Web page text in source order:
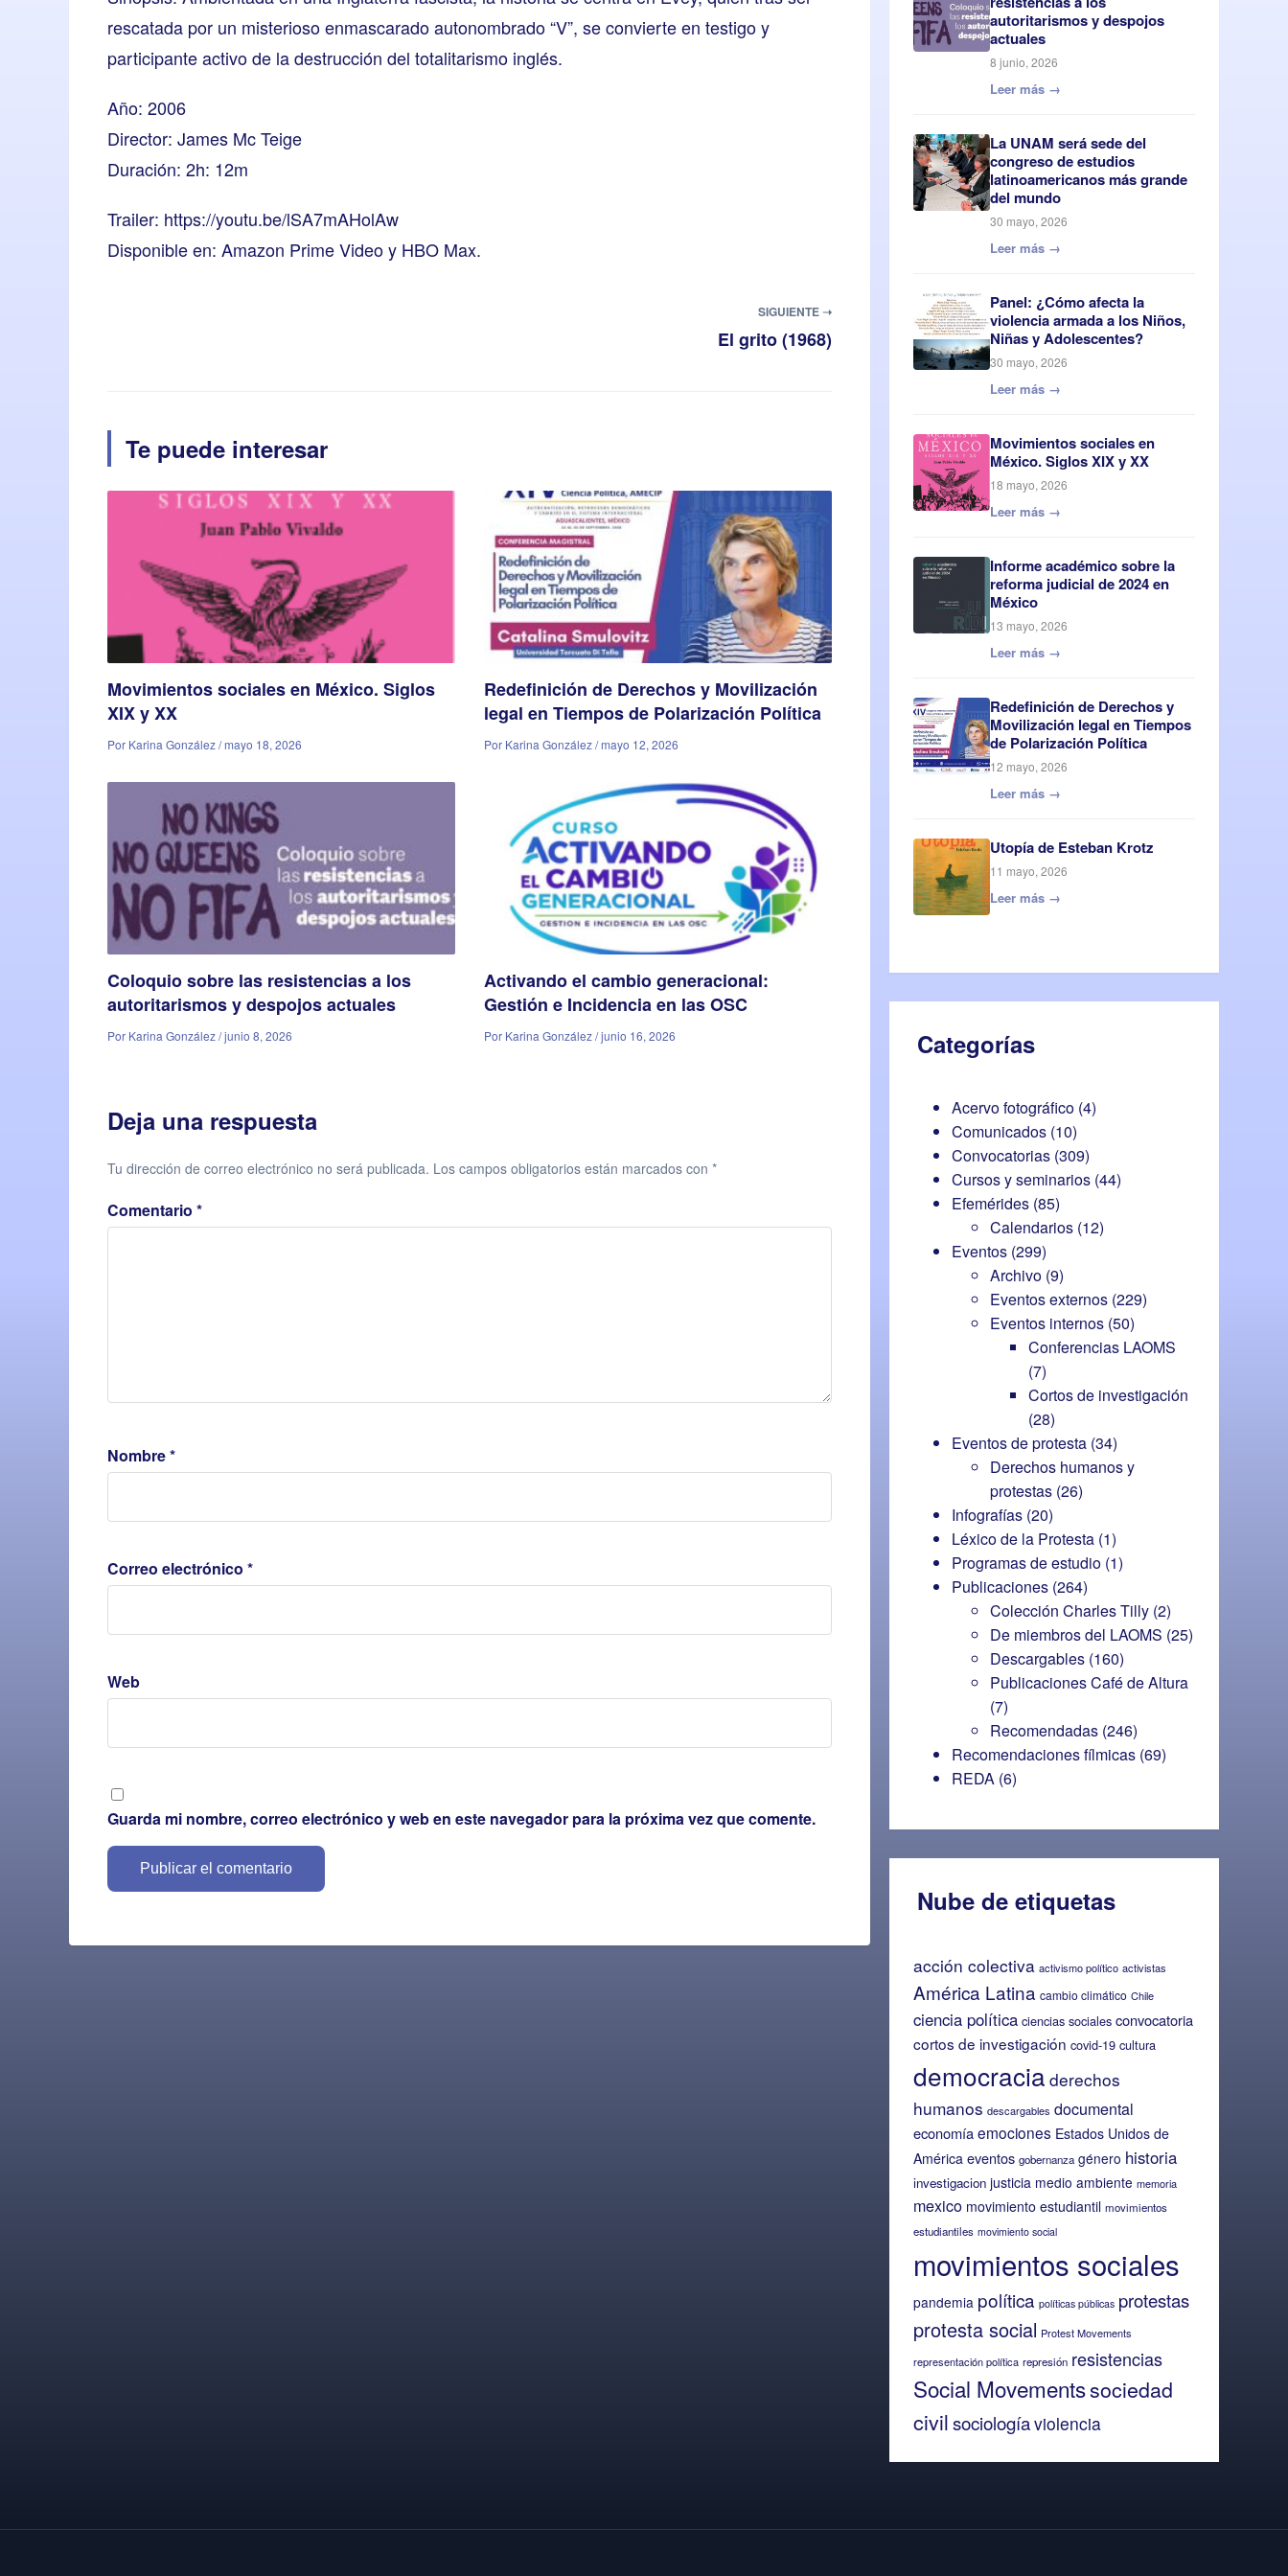
rescatada por un misterioso enmascarado autonombrado “V”, se convierte en testigo y
participante activo de la destrucción del totalitarismo inglés.
Año: 2006
Director: James Mc Teige
Duración: 2h: 12m
Trailer: https://youtu.be/lSA7mAHolAw
Disponible en: Amazon Prime Video y HBO Max.
SIGUIENTE ➝
El grito (1968)
Te puede interesar
Movimientos sociales en México. Siglos
XIX y XX
Por Karina González / mayo 18, 2026
Redefinición de Derechos y Movilización
legal en Tiempos de Polarización Política
Por Karina González / mayo 12, 2026
Coloquio sobre las resistencias a los
autoritarismos y despojos actuales
Por Karina González / junio 8, 2026
Activando el cambio generacional:
Gestión e Incidencia en las OSC
Por Karina González / junio 16, 2026
Deja una respuesta
Tu dirección de correo electrónico no será publicada. Los campos obligatorios están marcados con *
Comentario *
Nombre*
Correo electrónico *
Web
Guarda mi nombre, correo electrónico y web en este navegador para la próxima vez que comente.
autoritarismos y despojos
actuales
8 junio, 2026
Leer más →
La UNAM será sede del
congreso de estudios
latinoamericanos más grande
del mundo
30 mayo, 2026
Leer más →
Panel: ¿Cómo afecta la
violencia armada a los Niños,
Niñas y Adolescentes?
30 mayo, 2026
Leer más →
Movimientos sociales en
México. Siglos XIX y XX
18 mayo, 2026
Leer más →
Informe académico sobre la
reforma judicial de 2024 en
México
13 mayo, 2026
Leer más →
Redefinición de Derechos y
Movilización legal en Tiempos
de Polarización Política
12 mayo, 2026
Leer más →
Utopía de Esteban Krotz
11 mayo, 2026
Leer más →
Categorías
Acervo fotográfico (4)
Comunicados (10)
Convocatorias (309)
Cursos y seminarios (44)
Efemérides (85)
Calendarios (12)
Eventos (299)
Archivo (9)
Eventos externos (229)
Eventos internos (50)
Conferencias LAOMS
(7)
Cortos de investigación
(28)
Eventos de protesta (34)
Derechos humanos y
protestas (26)
Infografías (20)
Léxico de la Protesta (1)
Programas de estudio (1)
Publicaciones (264)
Colección Charles Tilly (2)
De miembros del LAOMS (25)
Descargables (160)
Publicaciones Café de Altura
(7)
Recomendadas (246)
Recomendaciones fílmicas (69)
REDA (6)
Nube de etiquetas
acción colectiva activismo político activistas
América Latina cambio climático Chile
ciencia política ciencias sociales convocatoria
cortos de investigación covid-19 cultura
democracia derechos
humanos descargables documental
economía emociones Estados Unidos de
América eventos gobernanza género historia
investigacion justicia medio ambiente memoria
mexico movimiento estudiantil movimientos
estudiantiles movimiento social
movimientos sociales
pandemia política políticas públicas protestas
protesta social Protest Movements
representación política represión resistencias
Social Movementssociedad
civilsociologíaviolencia